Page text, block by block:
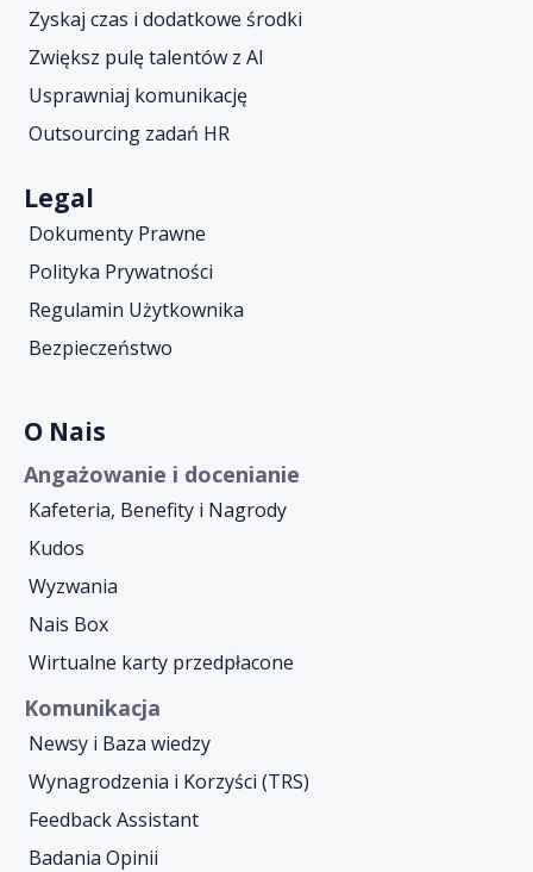
Zyskaj czas i dodatkowe środki
Zwiększ pulę talentów z AI
Usprawniaj komunikację
Outsourcing zadań HR
Legal
Dokumenty Prawne
Polityka Prywatności
Regulamin Użytkownika
Bezpieczeństwo
O Nais
Angażowanie i docenianie
Kafeteria, Benefity i Nagrody
Kudos
Wyzwania
Nais Box
Wirtualne karty przedpłacone
Komunikacja
Newsy i Baza wiedzy
Wynagrodzenia i Korzyści (TRS)
Feedback Assistant
Badania Opinii